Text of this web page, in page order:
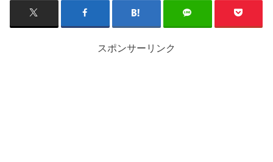
スポンサーリンク